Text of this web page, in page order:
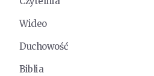
Wideo
Duchowość
Biblia